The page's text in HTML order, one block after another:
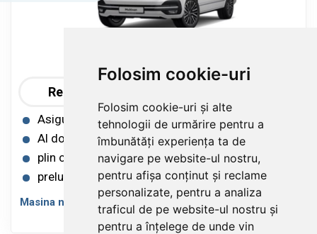
Folosim cookie-uri
Folosim cookie-uri și alte
tehnologii de urmărire pentru a
îmbunătăți experiența ta de
navigare pe website-ul nostru,
pentru afișa conținut și reclame
personalizate, pentru a analiza
traficul de pe website-ul nostru și
pentru a înțelege de unde vin
Rent Premium
Asigurare Full Casco Inclusa in Pret
Al doilea sofer gratuit
plin cu plin
preluare rapida
Masina nu este disponibila pentru rezervare pe aceasta
perioada.